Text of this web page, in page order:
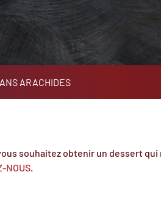
ARACHIDES
souhaitez obtenir un dessert
NOUS.